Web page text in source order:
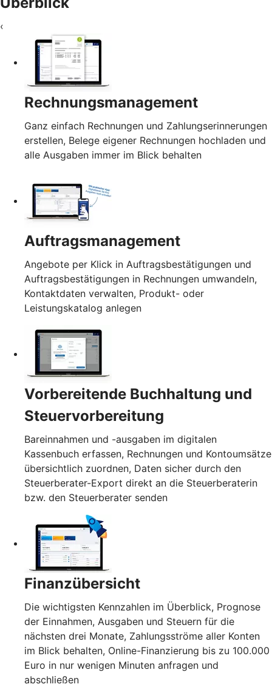
‹
Rechnungsmanagement
Ganz einfach Rechnungen und Zahlungserinnerungen
erstellen, Belege eigener Rechnungen hochladen und
alle Ausgaben immer im Blick behalten
Auftragsmanagement
Angebote per Klick in Auftragsbestätigungen und
Auftragsbestätigungen in Rechnungen umwandeln,
Kontaktdaten verwalten, Produkt- oder
Leistungskatalog anlegen
Vorbereitende Buchhaltung und
Steuervorbereitung
Bareinnahmen und -ausgaben im digitalen
Kassenbuch erfassen, Rechnungen und Kontoumsätze
übersichtlich zuordnen, Daten sicher durch den
Steuerberater-Export direkt an die Steuerberaterin
bzw. den Steuerberater senden
Finanzübersicht
Die wichtigsten Kennzahlen im Überblick, Prognose
der Einnahmen, Ausgaben und Steuern für die
nächsten drei Monate, Zahlungsströme aller Konten
im Blick behalten, Online-Finanzierung bis zu 100.000
Euro in nur wenigen Minuten anfragen und
abschließen